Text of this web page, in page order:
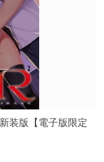
装版【電子版限定